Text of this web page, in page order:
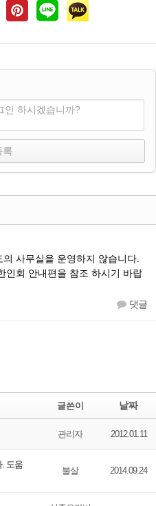
인 하시겠습니까?
사무실을 운영하지 않습니다.
인회 안내편을 참조 하시기 바랍
댓글
글쓴이 날짜
관리자 2012.01.11
. 도움
불살 2014.09.24